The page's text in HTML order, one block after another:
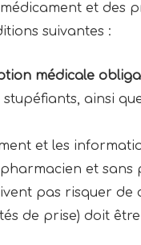
et des
suivantes :
médicale
ainsi
et les
et sans
pas risquer de
de prise) doit